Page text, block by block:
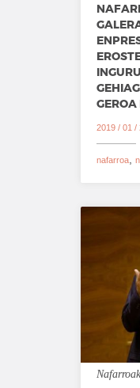
2019 / 01 /
nafarroa